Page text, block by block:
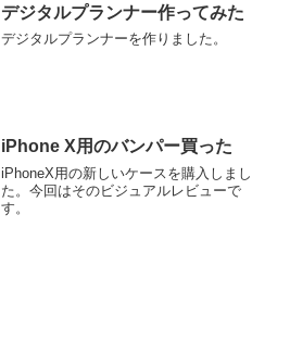
デジタルプランナー作ってみた
デジタルプランナーを作りました。
iPhone X用のバンパー買った
iPhoneX用の新しいケースを購入しまし
た。今回はそのビジュアルレビューで
す。